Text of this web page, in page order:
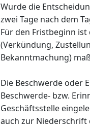
Wurde die
zwei Tage nach dem
Für den Fristbeginn
(Verkündung,
Bekanntmachung)
Die Beschwerde oder
Beschwerde- bzw.
Geschäftsstelle
auch zur Niederschrift